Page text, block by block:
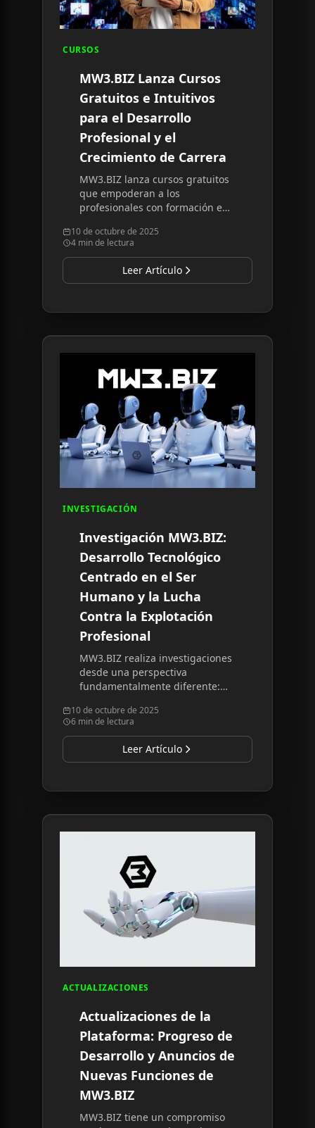
CURSOS
MW3.BIZ Lanza Cursos
Gratuitos e Intuitivos
para el Desarrollo
Profesional y el
Crecimiento de Carrera
MW3.BIZ lanza cursos gratuitos
que empoderan a los
profesionales con formación en
de desarrollo empresarial y
habilidades de crecimiento
profesional.
10 de octubre de 2025
4 min de lectura
Leer Artículo
INVESTIGACIÓN
Investigación MW3.BIZ:
Desarrollo Tecnológico
Centrado en el Ser
Humano y la Lucha
Contra la Explotación
Profesional
MW3.BIZ realiza investigaciones
desde una perspectiva
fundamentalmente diferente:
a la humanidad en lugar de
reemplazarla, y exponiendo
sistemas que explotan a los
profesionales.
10 de octubre de 2025
6 min de lectura
Leer Artículo
ACTUALIZACIONES
Actualizaciones de la
Plataforma: Progreso de
Desarrollo y Anuncios de
Nuevas Funciones de
MW3.BIZ
MW3.BIZ tiene un compromiso